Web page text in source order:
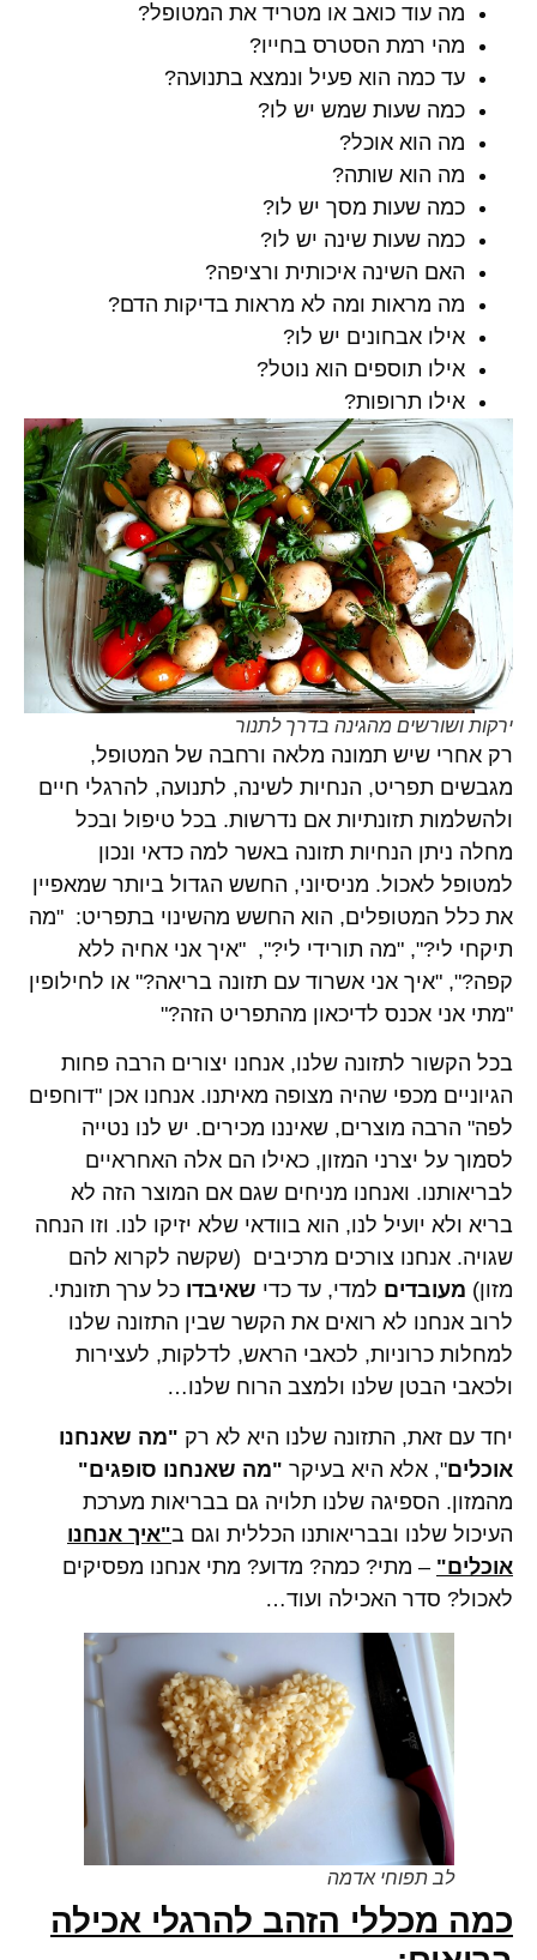
מה עוד כואב או מטריד את המטופל?
מהי רמת הסטרס בחייו?
עד כמה הוא פעיל ונמצא בתנועה?
כמה שעות שמש יש לו?
מה הוא אוכל?
מה הוא שותה?
כמה שעות מסך יש לו?
כמה שעות שינה יש לו?
האם השינה איכותית ורציפה?
מה מראות ומה לא מראות בדיקות הדם?
אילו אבחונים יש לו?
אילו תוספים הוא נוטל?
אילו תרופות?
ירקות ושורשים מהגינה בדרך לתנור
רק אחרי שיש תמונה מלאה ורחבה של המטופל,
מגבשים תפריט, הנחיות לשינה, לתנועה, להרגלי חיים
ולהשלמות תזונתיות אם נדרשות. בכל טיפול ובכל
מחלה ניתן הנחיות תזונה באשר למה כדאי ונכון
למטופל לאכול. מניסיוני, החשש הגדול ביותר שמאפיין
את כלל המטופלים, הוא החשש מהשינוי בתפריט: "מה
תיקחי לי?", "מה תורידי לי?", "איך אני אחיה ללא
קפה?", "איך אני אשרוד עם תזונה בריאה?" או לחילופין
"מתי אני אכנס לדיכאון מהתפריט הזה?"
בכל הקשור לתזונה שלנו, אנחנו יצורים הרבה פחות
הגיוניים מכפי שהיה מצופה מאיתנו. אנחנו אכן "דוחפים
לפה" הרבה מוצרים, שאיננו מכירים. יש לנו נטייה
לסמוך על יצרני המזון, כאילו הם אלה האחראיים
לבריאותנו. ואנחנו מניחים שגם אם המוצר הזה לא
בריא ולא יועיל לנו, הוא בוודאי שלא יזיקו לנו. וזו הנחה
שגויה. אנחנו צורכים מרכיבים (שקשה לקרוא להם
מזון) מעובדים למדי, עד כדי שאיבדו כל ערך תזונתי.
לרוב אנחנו לא רואים את הקשר שבין התזונה שלנו
למחלות כרוניות, לכאבי הראש, לדלקות, לעצירות
ולכאבי הבטן שלנו ולמצב הרוח שלנו…
יחד עם זאת, התזונה שלנו היא לא רק "מה שאנחנו
אוכלים", אלא היא בעיקר "מה שאנחנו סופגים"
מהמזון. הספיגה שלנו תלויה גם בבריאות מערכת
העיכול שלנו ובבריאותנו הכללית וגם ב"איך אנחנו
אוכלים" – מתי? כמה? מדוע? מתי אנחנו מפסיקים
לאכול? סדר האכילה ועוד…
לב תפוחי אדמה
כמה מכללי הזהב להרגלי אכילה